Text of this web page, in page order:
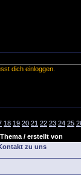
dich einloggen.
18 19 20 21 22 23 24 25
Thema / erstellt von
zu uns